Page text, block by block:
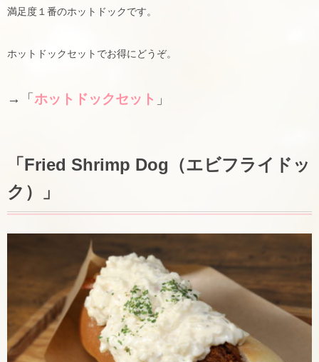
満足度１番のホットドックです。
ホットドックセットでお得にどうぞ。
→「 ホットドックセット 」
「Fried Shrimp Dog（エビフライドッ
ク）」